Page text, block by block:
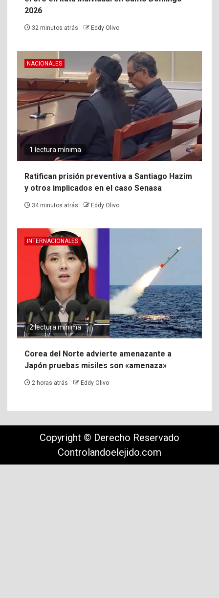
2026
32 minutos atrás Eddy Olivo
NACIONALES
1 lectura mínima
Ratifican prisión preventiva a Santiago Hazim
y otros implicados en el caso Senasa
34 minutos atrás Eddy Olivo
INTERNACIONALES
2 lectura mínima
Corea del Norte advierte amenazante a
Japón pruebas misiles son «amenaza»
2 horas atrás Eddy Olivo
Copyright © Derecho Reservado
Controlandoelejido.com